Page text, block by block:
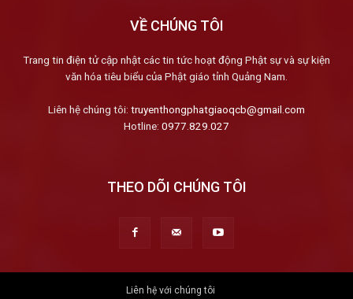
VỀ CHÚNG TÔI
Trang tin điện tử cập nhật các tin tức hoạt động Phật sự và sự kiện
văn hóa tiêu biểu của Phật giáo tỉnh Quảng Nam.
Liên hệ chúng tôi: truyenthongphatgiaoqcb@gmail.com
Hotline: 0977.829.027
THEO DÕI CHÚNG TÔI
Liên hệ với chúng tôi